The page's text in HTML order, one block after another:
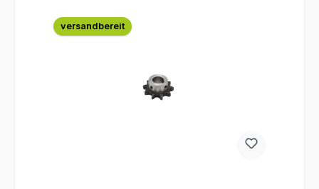
versandbereit